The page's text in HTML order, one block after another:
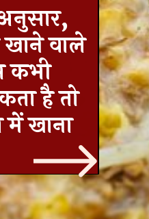
खाने वाले
कभी
है तो
में खाना